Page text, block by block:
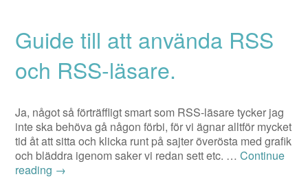
Guide till att använda RSS
och RSS-läsare.
Ja, något så förträffligt smart som RSS-läsare tycker jag
inte ska behöva gå någon förbi, för vi ägnar alltför mycket
tid åt att sitta och klicka runt på sajter överösta med grafik
och bläddra igenom saker vi redan sett etc. …Continue
reading →